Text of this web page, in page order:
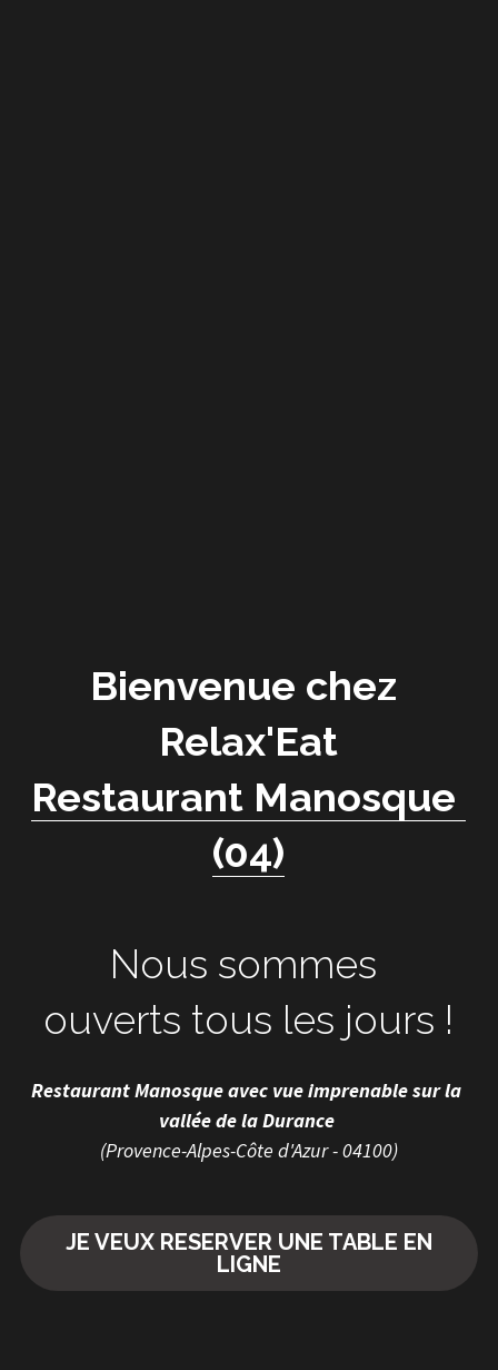
Bienvenue chez
Relax'Eat
Restaurant Manosque
(04)
Nous sommes
ouverts tous les jours !
Restaurant Manosque avec vue imprenable sur la
vallée de la Durance
(Provence-Alpes-Côte d'Azur - 04100)
JE VEUX RESERVER UNE TABLE EN
LIGNE